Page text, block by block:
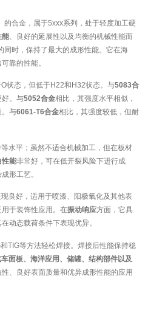
的合金，属于5xxx系列，处于轻度加工硬
能、良好的延展性以及均衡的机械性能而
同时，保持了最大的成形性能。它在海
靠的性能。
状态，但低于H22和H32状态。与5083合
好。与5052合金相比，其强度水平相似，
。与6061-T6合金相比，其强度较低，但耐
水平；虽然不适合机械加工，但在板材
性能非常好，可在低开裂风险下进行成
形工艺。
良好，适用于喷漆、阳极氧化及其他表
于装饰性应用。在振动响应方面，它具
动态载荷条件下表现优异。
TIG等方法轻松焊接。焊接后性能保持稳
面板、海洋应用、储罐、结构部件以及
、良好表面质量和优异成形性能的应用